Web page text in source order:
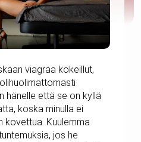
viagraa kokeillut,
hänelle että se on kyllä
koska minulla ei
kovettua. Kuulemma
jos he